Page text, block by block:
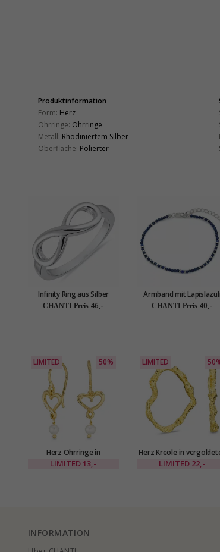
Produktinformation
Form: Herz
Ohrringe: Ohrringe
Metall: Rhodiniertem Silber
Oberfläche: Polierter
Infinity Ring aus Silber
CHANTI Preis 46,-
Armband mit Lapislazuli
und hematite - Loom
CHANTI Preis 40,-
LIMITED 50%
Herz Ohrringe in
vergoldetes Messing - Eliné
LIMITED 13,-
LIMITED
Herz Kreole in
Messing - Eliné
LIMITED 22,-
INFORMATION